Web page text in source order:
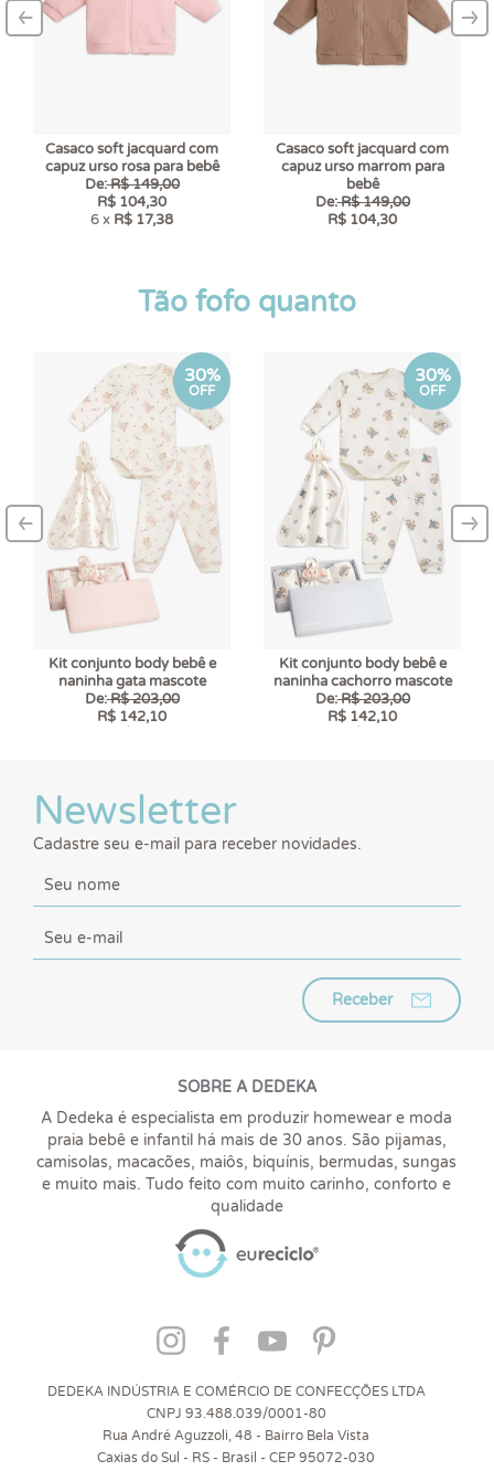
Casaco soft jacquard com
capuz urso rosa para bebê
De:R$ 149,00
R$ 104,30
6 x R$ 17,38
Casaco soft jacquard com
capuz urso marrom para
bebê
De:R$ 149,00
R$ 104,30
–
‹ –
›
Tão fofo quanto
30%
OFF
Kit conjunto body bebê e
naninha gata mascote
De:R$ 203,00
R$ 142,10
30%
OFF
Kit conjunto body bebê e
naninha cachorro mascote
De:R$ 203,00
R$ 142,10
–
‹ –
›
Newsletter
Cadastre seu e-mail para receber novidades.
Receber
SOBRE A DEDEKA
A Dedeka é especialista em produzir homewear e moda
praia bebê e infantil há mais de 30 anos. São pijamas,
camisolas, macacões, maiôs, biquínis, bermudas, sungas
e muito mais. Tudo feito com muito carinho, conforto e
qualidade
DEDEKA INDÚSTRIA E COMÉRCIO DE CONFECÇÕES LTDA
CNPJ 93.488.039/0001-80
Rua André Aguzzoli, 48 - Bairro Bela Vista
Caxias do Sul - RS - Brasil - CEP 95072-030